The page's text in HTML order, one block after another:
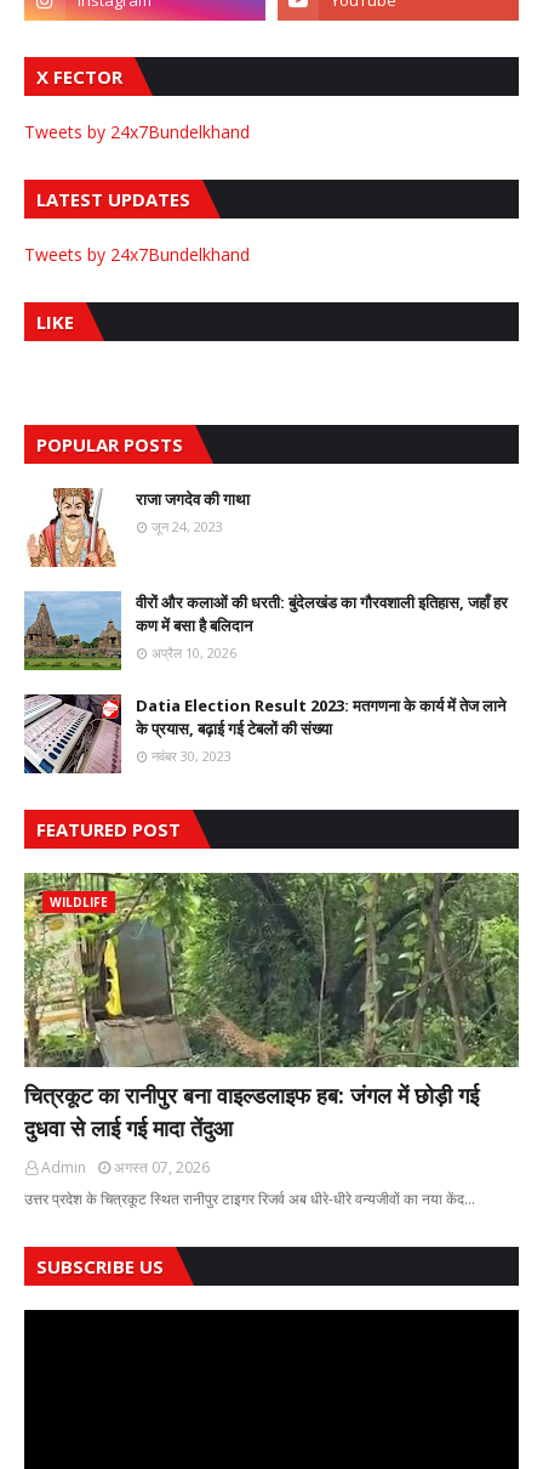
X FECTOR
Tweets by 24x7Bundelkhand
LATEST UPDATES
Tweets by 24x7Bundelkhand
LIKE
POPULAR POSTS
राजा जगदेव की गाथा
जून 24, 2023
वीरों और कलाओं की धरती: बुंदेलखंड का गौरवशाली इतिहास, जहाँ हर
कण में बसा है बलिदान
अप्रैल 10, 2026
Datia Election Result 2023: मतगणना के कार्य में तेज लाने
के प्रयास, बढ़ाई गई टेबलों की संख्या
नवंबर 30, 2023
FEATURED POST
WILDLIFE
चित्रकूट का रानीपुर बना वाइल्डलाइफ हब: जंगल में छोड़ी गई
दुधवा से लाई गई मादा तेंदुआ
Admin
अगस्त 07, 2026
उत्तर प्रदेश के चित्रकूट स्थित रानीपुर टाइगर रिजर्व अब धीरे-धीरे वन्यजीवों का नया केंद…
SUBSCRIBE US